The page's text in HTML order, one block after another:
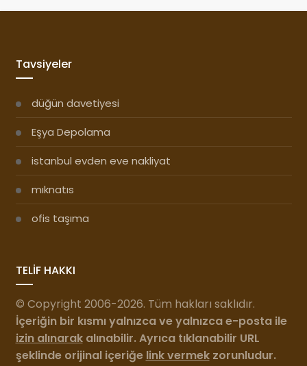
Tavsiyeler
düğün davetiyesi
Eşya Depolama
istanbul evden eve nakliyat
mıknatıs
ofis taşıma
TELİF HAKKI
© Copyright 2006-2026. Tüm hakları saklıdır.
İçeriğin bir kısmı yalnızca ve yalnızca e-posta ile
izin alınarakalınabilir. Ayrıca tıklanabilir URL
şeklinde orijinal içeriğe link vermekzorunludur.